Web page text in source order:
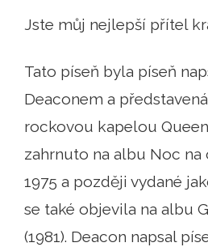
Jste můj nejlepší přítel
Tato píseň byla píseň
Deaconem a
rockovou kapelou
zahrnuto na albu Noc na
1975 a později vydané
se také objevila na albu
(1981). Deacon napsal